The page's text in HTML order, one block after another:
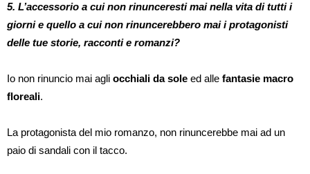
5. L’accessorio a cui non rinunceresti mai nella vita di tutti i
giorni e quello a cui non rinuncerebbero mai i protagonisti
delle tue storie, racconti e romanzi?
Io non rinuncio mai agli occhiali da sole ed alle fantasie macro
floreali.
La protagonista del mio romanzo, non rinuncerebbe mai ad un
paio di sandali con il tacco.